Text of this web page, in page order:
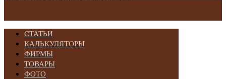
СТАТЬИ
КАЛЬКУЛЯТОРЫ
ФИРМЫ
ТОВАРЫ
ФОТО